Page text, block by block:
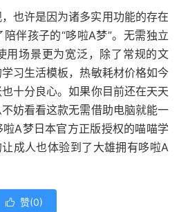
也许是因为诸多实用功能的存在
伴孩子的“哆啦A梦”。无需独立
用场景更为宽泛，除了常规的文
习生活模板，热敏耗材价格如今
十分良心。如果你目前还在天天
妨看看这款无需借助电脑就能一
A梦日本官方正版授权的喵喵学
成人也体验到了大雄拥有哆啦A
 赞(0)